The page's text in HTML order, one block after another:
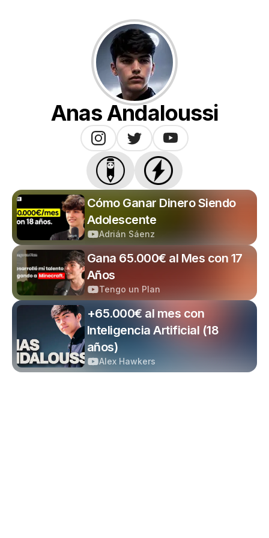
Anas Andaloussi
Cómo Ganar Dinero Siendo
Adolescente
Adrián Sáenz
Gana 65.000€ al Mes con 17
Años
Tengo un Plan
+65.000€ al mes con
Inteligencia Artificial (18
años)
Alex Hawkers